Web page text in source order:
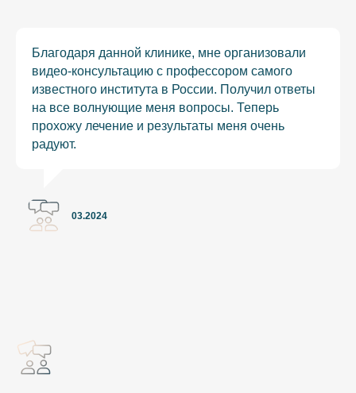
Благодаря данной клинике, мне организовали
видео-консультацию с профессором самого
известного института в России. Получил ответы
на все волнующие меня вопросы. Теперь
прохожу лечение и результаты меня очень
радуют.
03.2024